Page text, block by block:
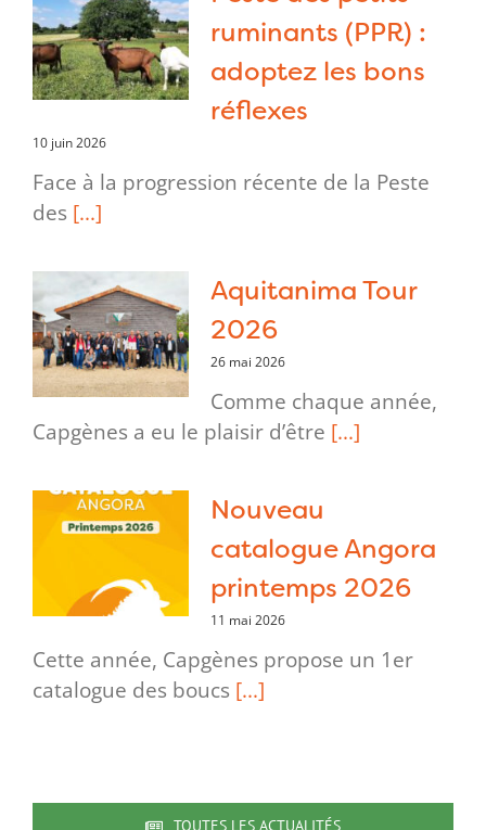
ruminants (PPR) :
adoptez les bons
réflexes
10 juin 2026
Face à la progression récente de la Peste
des [...]
Aquitanima Tour
2026
26 mai 2026
Comme chaque année,
Capgènes a eu le plaisir d’être [...]
Nouveau
catalogue Angora
printemps 2026
11 mai 2026
Cette année, Capgènes propose un 1er
catalogue des boucs [...]
TOUTES LES ACTUALITÉS